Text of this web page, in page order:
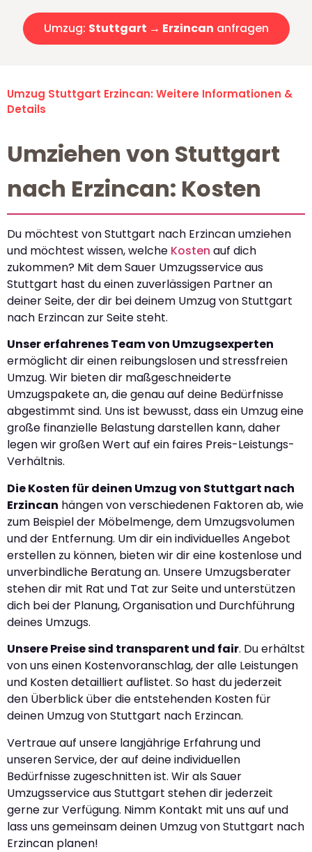
Umzug: Stuttgart → Erzincan anfragen
Umzug Stuttgart Erzincan: Weitere Informationen &
Details
Umziehen von Stuttgart
nach Erzincan: Kosten
Du möchtest von Stuttgart nach Erzincan umziehen
und möchtest wissen, welche Kosten auf dich
zukommen? Mit dem Sauer Umzugsservice aus
Stuttgart hast du einen zuverlässigen Partner an
deiner Seite, der dir bei deinem Umzug von Stuttgart
nach Erzincan zur Seite steht.
Unser erfahrenes Team von Umzugsexperten
ermöglicht dir einen reibungslosen und stressfreien
Umzug. Wir bieten dir maßgeschneiderte
Umzugspakete an, die genau auf deine Bedürfnisse
abgestimmt sind. Uns ist bewusst, dass ein Umzug eine
große finanzielle Belastung darstellen kann, daher
legen wir großen Wert auf ein faires Preis-Leistungs-
Verhältnis.
Die Kosten für deinen Umzug von Stuttgart nach
Erzincan hängen von verschiedenen Faktoren ab, wie
zum Beispiel der Möbelmenge, dem Umzugsvolumen
und der Entfernung. Um dir ein individuelles Angebot
erstellen zu können, bieten wir dir eine kostenlose und
unverbindliche Beratung an. Unsere Umzugsberater
stehen dir mit Rat und Tat zur Seite und unterstützen
dich bei der Planung, Organisation und Durchführung
deines Umzugs.
Unsere Preise sind transparent und fair. Du erhältst
von uns einen Kostenvoranschlag, der alle Leistungen
und Kosten detailliert auflistet. So hast du jederzeit
den Überblick über die entstehenden Kosten für
deinen Umzug von Stuttgart nach Erzincan.
Vertraue auf unsere langjährige Erfahrung und
unseren Service, der auf deine individuellen
Bedürfnisse zugeschnitten ist. Wir als Sauer
Umzugsservice aus Stuttgart stehen dir jederzeit
gerne zur Verfügung. Nimm Kontakt mit uns auf und
lass uns gemeinsam deinen Umzug von Stuttgart nach
Erzincan planen!